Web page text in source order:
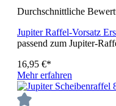
Durchschnittliche
Jupiter Raffel-Vorsatz
passend zum Jupiter-
16,95 €*
Mehr erfahren